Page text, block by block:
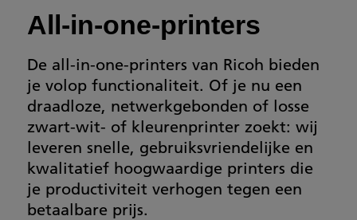
All-in-one-printers
De all-in-one-printers van Ricoh bieden
je volop functionaliteit. Of je nu een
draadloze, netwerkgebonden of losse
zwart-wit- of kleurenprinter zoekt: wij
leveren snelle, gebruiksvriendelijke en
kwalitatief hoogwaardige printers die
je productiviteit verhogen tegen een
betaalbare prijs.